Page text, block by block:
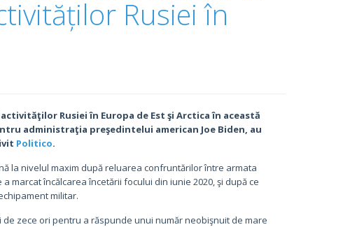
Rusiei în
Rusiei în Europa de Est şi Arctica în această
administraţia preşedintelui american Joe Biden, au
Politico.
la nivelul maxim după reluarea confruntărilor între armata
marcat încălcarea încetării focului din iunie 2020, şi după ce
militar.
zece ori pentru a răspunde unui număr neobişnuit de mare